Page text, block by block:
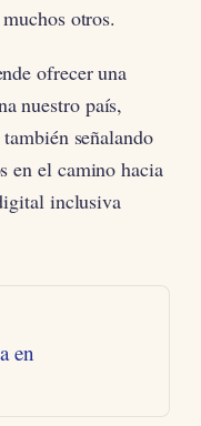
otros.
ofrecer una
nuestro país,
señalando
en el camino hacia
inclusiva
en